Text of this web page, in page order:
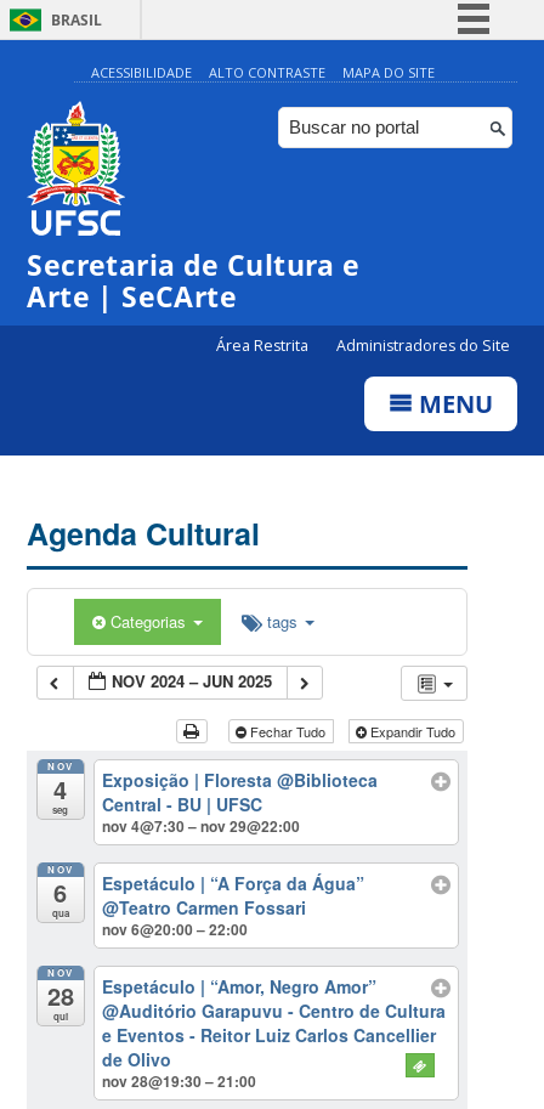
BRASIL
Simplifique!
Comunica BR
Participe
ACESSIBILIDADE ALTO CONTRASTE MAPA DO SITE
Secretaria de Cultura e
Arte | SeCArte
Área Restrita Administradores do Site
MENU
Agenda Cultural
Categorias tags
NOV 2024 – JUN 2025
Fechar Tudo Expandir Tudo
NOV
4
seg
Exposição | Floresta@Biblioteca
Central - BU | UFSC
nov 4@7:30 – nov 29@22:00
NOV
6
qua
Espetáculo | “A Força da Água”
@Teatro Carmen Fossari
nov 6@20:00 – 22:00
NOV
28
qui
Espetáculo | “Amor, Negro Amor”
@Auditório Garapuvu - Centro de Cultura
e Eventos - Reitor Luiz Carlos Cancellier
de Olivo
nov 28@19:30 – 21:00